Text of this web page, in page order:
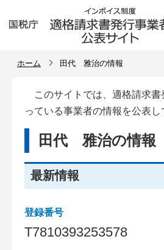
ホーム 田代 雅治の情報
このサイトでは、適格請求
っている事業者の情報を公表し
田代 雅治の情報
最新情報
登録番号
T7810393253578